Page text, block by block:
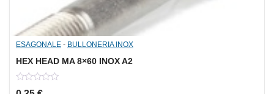
ESAGONALE - BULLONERIA INOX
HEX HEAD MA 8×60 INOX A2
0